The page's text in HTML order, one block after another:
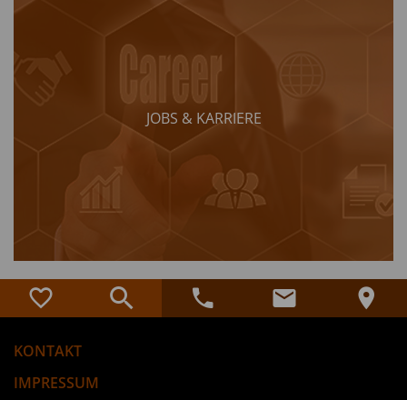
JOBS & KARRIERE
KONTAKT
IMPRESSUM